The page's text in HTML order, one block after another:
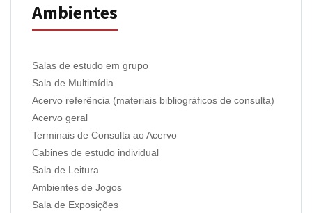
Ambientes
Salas de estudo em grupo
Sala de Multimídia
Acervo referência (materiais bibliográficos de consulta)
Acervo geral
Terminais de Consulta ao Acervo
Cabines de estudo individual
Sala de Leitura
Ambientes de Jogos
Sala de Exposições